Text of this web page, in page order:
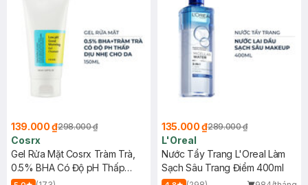
139.000 ₫298.000 ₫
Cosrx
Gel Rửa Mặt Cosrx Tràm Trà,
0.5% BHA Có Độ pH Thấp
150ml
135.000 ₫289.000 ₫
L'Oreal
Nước Tẩy Trang L'Oreal Làm
Sạch Sâu Trang Điểm 400ml